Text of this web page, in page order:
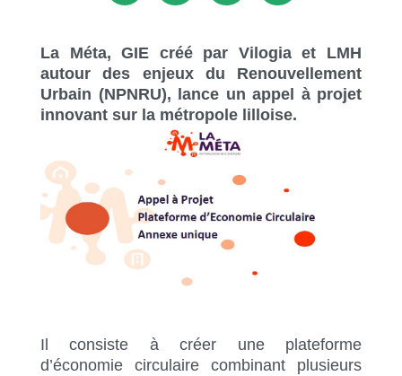
La Méta, GIE créé par Vilogia et LMH
autour des enjeux du Renouvellement
Urbain (NPNRU), lance un appel à projet
innovant sur la métropole lilloise.
Il consiste à créer une plateforme
d’économie circulaire combinant plusieurs